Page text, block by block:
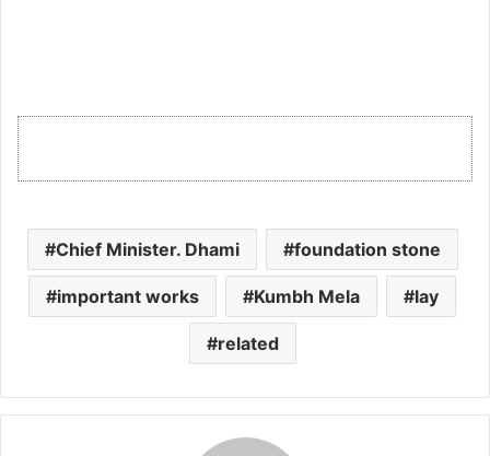
Chief Minister. Dhami foundation stone
important works Kumbh Mela lay
related